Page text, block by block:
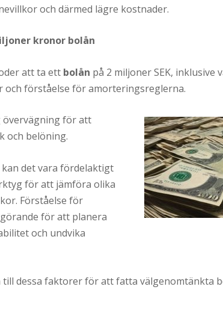
och därmed lägre kostnader.
kronor bolån
att ta ett bolån på 2 miljoner SEK, inklusive
och förståelse för amorteringsreglerna.
övervägning för att
och belöning.
det vara fördelaktigt
för att jämföra olika
Förståelse för
för att planera
och undvika
dessa faktorer för att fatta välgenomtänkta